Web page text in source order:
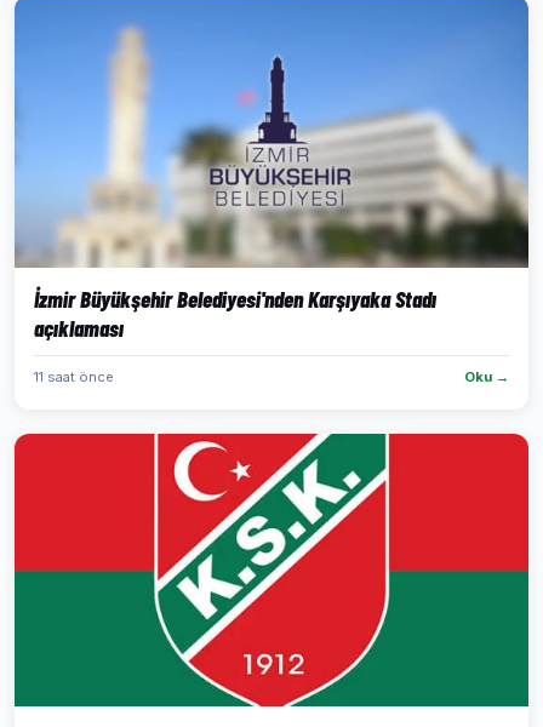
İzmir Büyükşehir Belediyesi'nden Karşıyaka Stadı
açıklaması
11 saat önce Oku →